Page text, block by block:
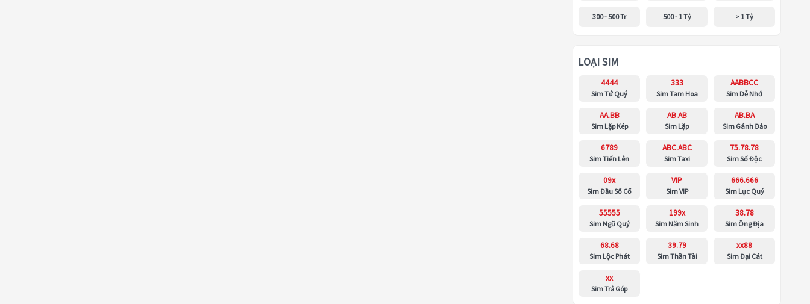
300 - 500 Tr 500 - 1 Tỷ > 1 Tỷ
LOẠI SIM
4444
Sim Tứ Quý
333
Sim Tam Hoa
AABBCC
Sim Dễ Nhớ
AA.BB
Sim Lặp Kép
AB.AB
Sim Lặp
AB.BA
Sim Gánh Đảo
6789
Sim Tiến Lên
ABC.ABC
Sim Taxi
75.78.78
Sim Số Độc
09x
Sim Đầu Số Cổ
VIP
Sim VIP
666.666
Sim Lục Quý
55555
Sim Ngũ Quý
199x
Sim Năm Sinh
38.78
Sim Ông Địa
68.68
Sim Lộc Phát
39.79
Sim Thần Tài
xx88
Sim Đại Cát
xx
Sim Trả Góp